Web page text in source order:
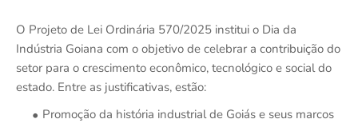
O Projeto de Lei Ordinária 570/2025 institui o Dia da
Indústria Goiana com o objetivo de celebrar a contribuição do
setor para o crescimento econômico, tecnológico e social do
estado. Entre as justificativas, estão:
Promoção da história industrial de Goiás e seus marcos